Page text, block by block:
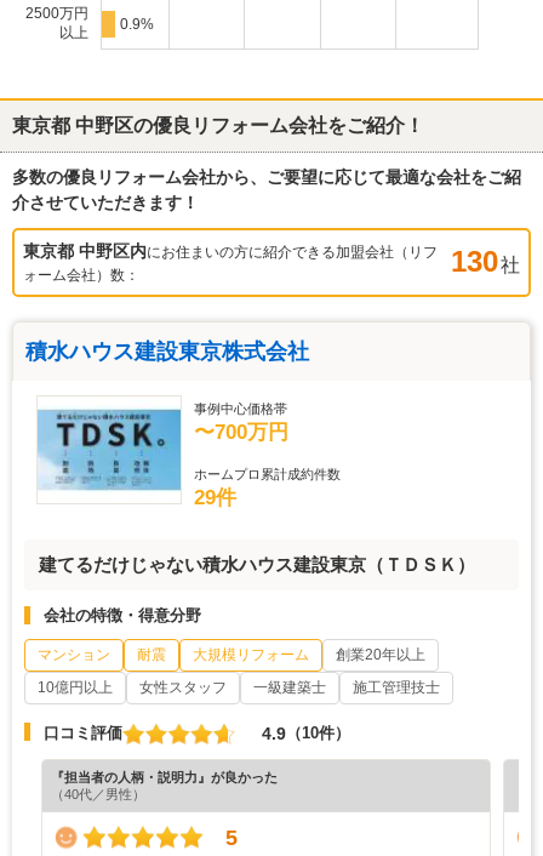
2500万円
以上
0.9%
東京都 中野区の優良リフォーム会社をご紹介！
多数の優良リフォーム会社から、ご要望に応じて最適な会社をご紹
介させていただきます！
東京都 中野区内にお住まいの方に紹介できる加盟会社（リフ
ォーム会社）数：
130社
積水ハウス建設東京株式会社
事例中心価格帯
〜700万円
ホームプロ累計成約件数
29件
建てるだけじゃない積水ハウス建設東京（ＴＤＳＫ）
会社の特徴・得意分野
マンション 耐震 大規模リフォーム
創業20年以上
10億円以上
女性スタッフ 一級建築士 施工管理技士
口コミ評価 4.9 （10件）
『担当者の人柄・説明力』が良かった
（40代／男性）
5